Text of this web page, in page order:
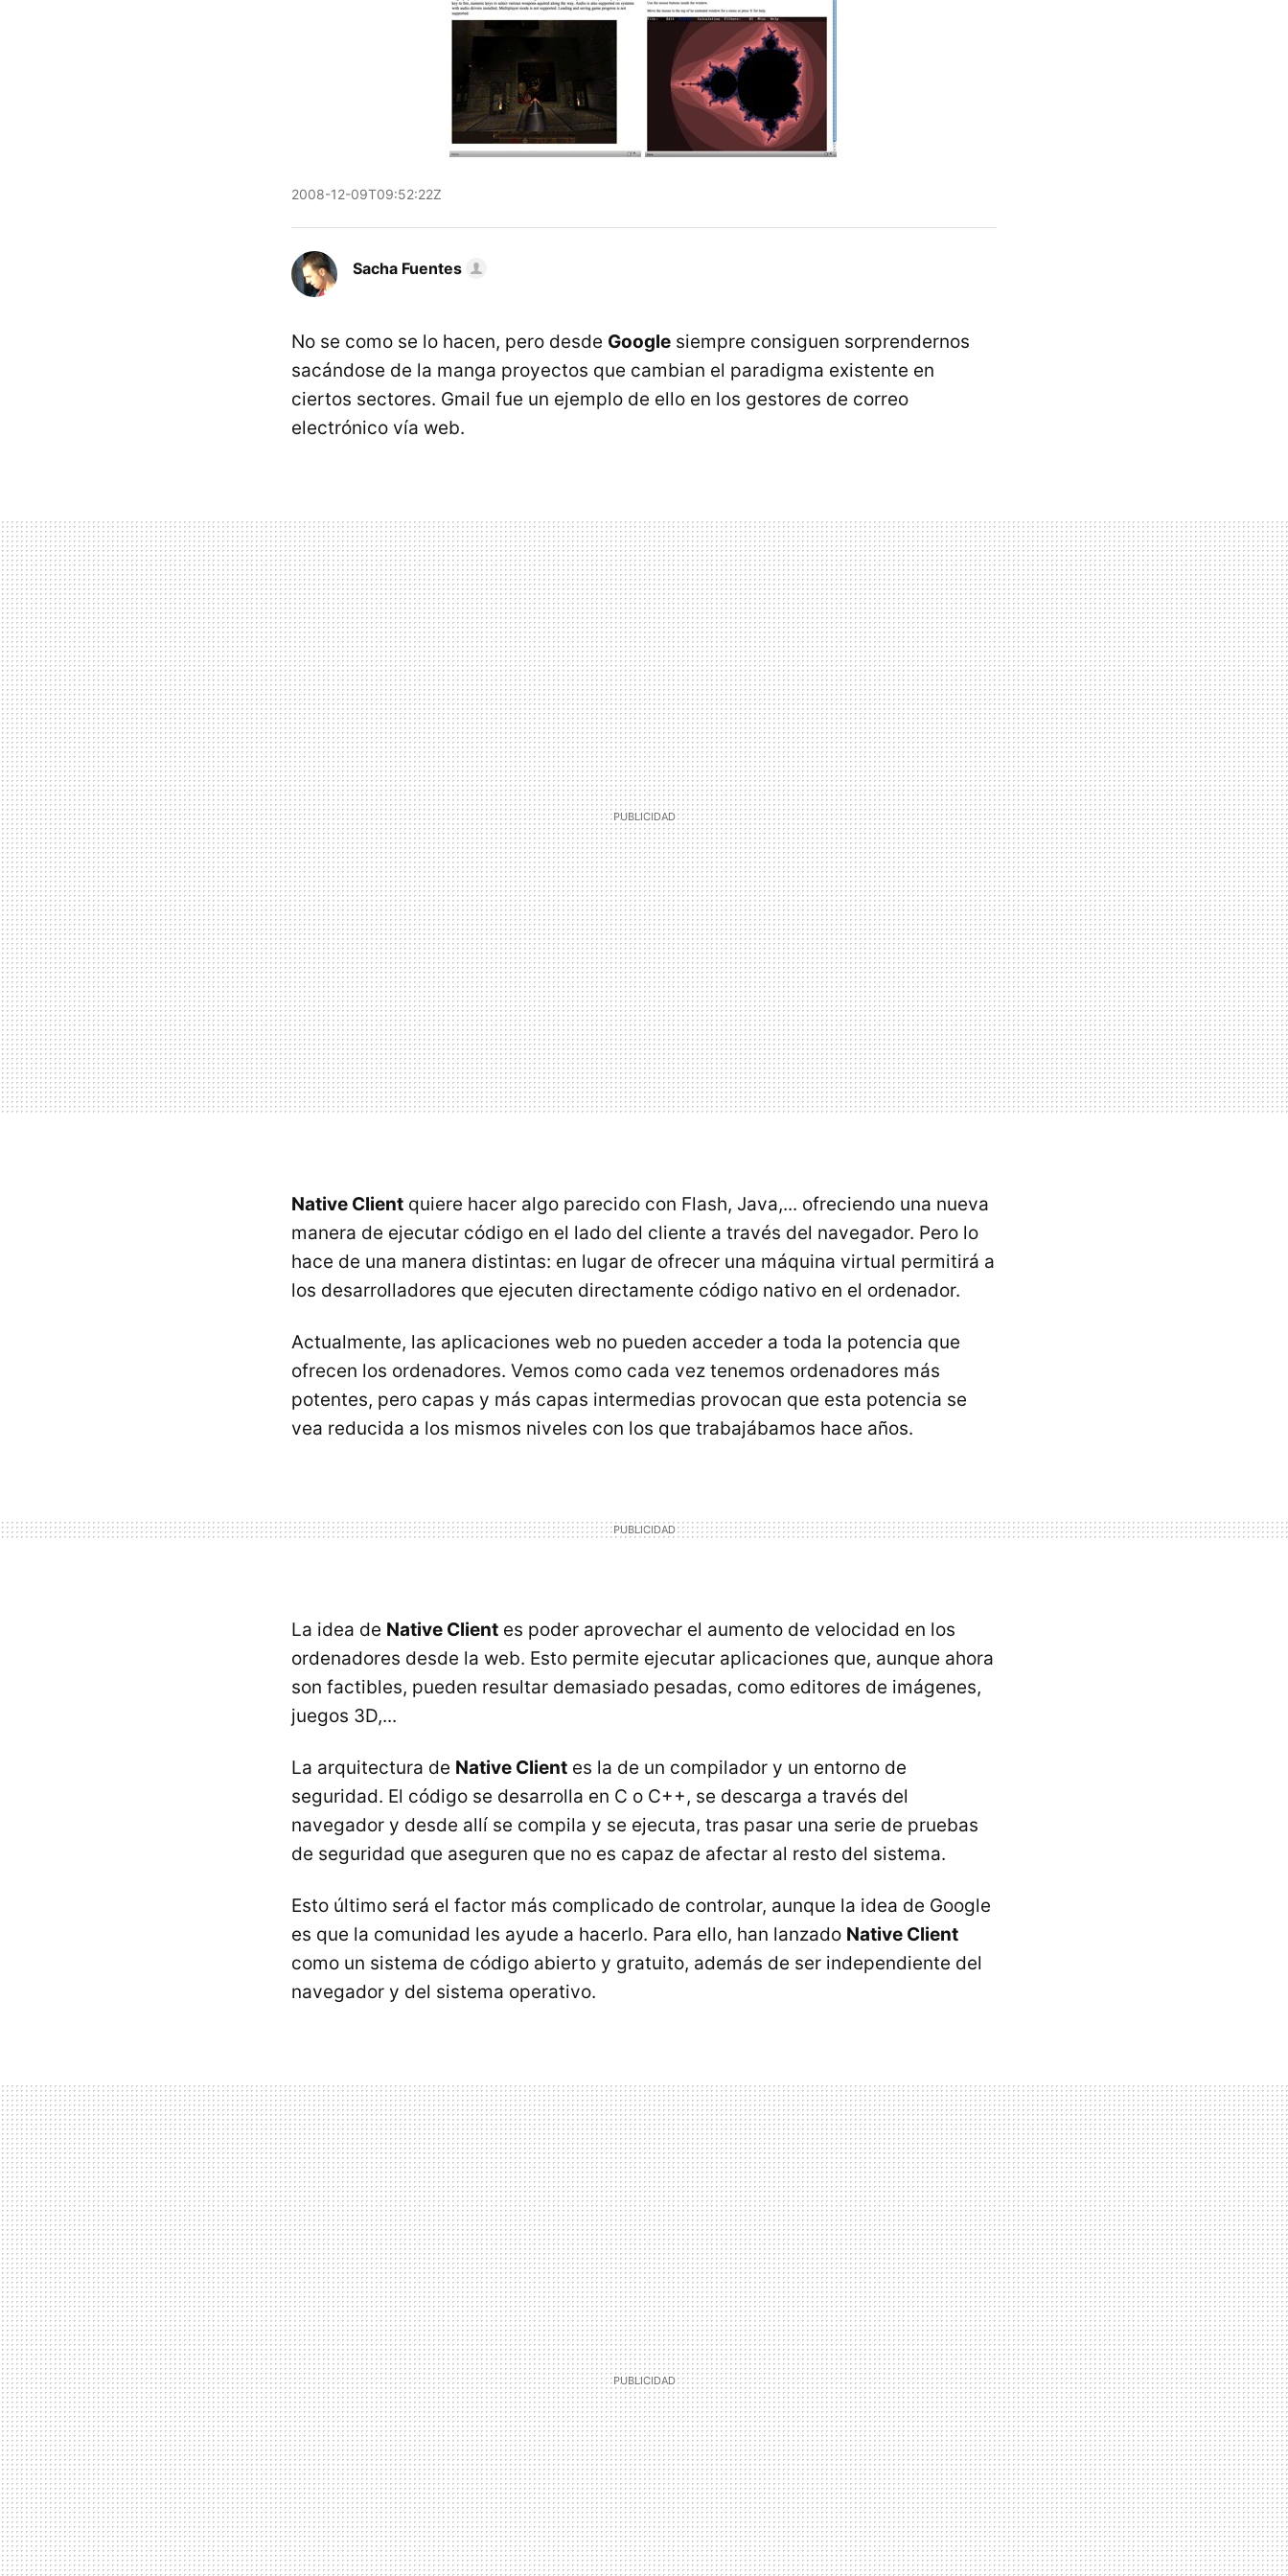
2008-12-09T09:52:22Z
Sacha Fuentes
No se como se lo hacen, pero desde Google siempre consiguen sorprendernos
sacándose de la manga proyectos que cambian el paradigma existente en
ciertos sectores. Gmail fue un ejemplo de ello en los gestores de correo
electrónico vía web.
Native Client quiere hacer algo parecido con Flash, Java,... ofreciendo una nueva
manera de ejecutar código en el lado del cliente a través del navegador. Pero lo
hace de una manera distintas: en lugar de ofrecer una máquina virtual permitirá a
los desarrolladores que ejecuten directamente código nativo en el ordenador.
Actualmente, las aplicaciones web no pueden acceder a toda la potencia que
ofrecen los ordenadores. Vemos como cada vez tenemos ordenadores más
potentes, pero capas y más capas intermedias provocan que esta potencia se
vea reducida a los mismos niveles con los que trabajábamos hace años.
La idea de Native Client es poder aprovechar el aumento de velocidad en los
ordenadores desde la web. Esto permite ejecutar aplicaciones que, aunque ahora
son factibles, pueden resultar demasiado pesadas, como editores de imágenes,
juegos 3D,...
La arquitectura de Native Client es la de un compilador y un entorno de
seguridad. El código se desarrolla en C o C++, se descarga a través del
navegador y desde allí se compila y se ejecuta, tras pasar una serie de pruebas
de seguridad que aseguren que no es capaz de afectar al resto del sistema.
Esto último será el factor más complicado de controlar, aunque la idea de Google
es que la comunidad les ayude a hacerlo. Para ello, han lanzado Native Client
como un sistema de código abierto y gratuito, además de ser independiente del
navegador y del sistema operativo.